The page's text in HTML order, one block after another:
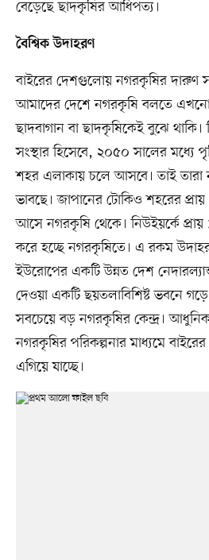
বেড়েছে ছাদকৃষির আধিপত্য।
বৈশ্বিক উদাহরণ
বাইরের দেশগুলোয় নগরকৃষির দারুণ
আমাদের দেশে নগরকৃষি বলতে এখনো
ছাদবাগান বা ছাদকৃষিকেই বুঝে থাকি।
সংস্থার হিসেবে, ২০৫০ সালের
শহর এলাকায় চলে আসবে। তাই তারা
ভাবছে। জাপানের টোকিও শহরের
আসে নগরকৃষি থেকে। নিউইয়র্কে
করে হচ্ছে নগরকৃষিতে। এ রকম
ইউরোপের একটি উন্নত দেশ
দেওয়া একটি ছয়তলাবিশিষ্ট ভবনে
সবচেয়ে বড় নগরকৃষির কেন্দ্র।
নগরকৃষির পরিকল্পনার মাধ্যমে
এগিয়ে যাচ্ছে।